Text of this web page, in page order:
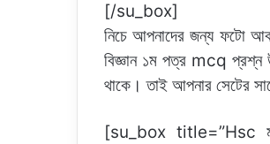
[/su_box]
নিচে আপনাদের জন্য ফটো
বিজ্ঞান ১ম পত্র mcq প্রশ্ন
থাকে। তাই আপনার সেটের
[su_box title=”Hsc